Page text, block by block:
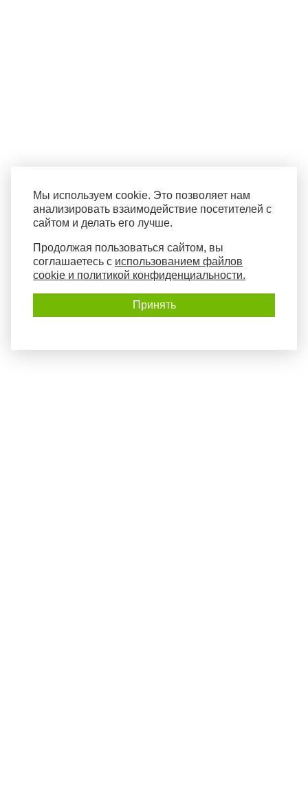
Мы используем cookie. Это позволяет нам
анализировать взаимодействие посетителей с
сайтом и делать его лучше.
Продолжая пользоваться сайтом, вы
соглашаетесь с использованием файлов
cookie и политикой конфиденциальности.
Принять